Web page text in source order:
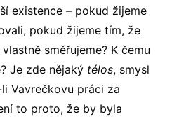
existence – pokud žijeme
pokud žijeme tím, že
směřujeme? K čemu
Je zde nějaký télos, smysl
Vavrečkovu práci za
to proto, že by byla